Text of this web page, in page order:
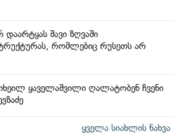
შავი ზღვაში
რომლებიც რუსეთს არ
ყაველაშვილი ღალატობენ ჩვენი
ყველა სიახლის ნახვა